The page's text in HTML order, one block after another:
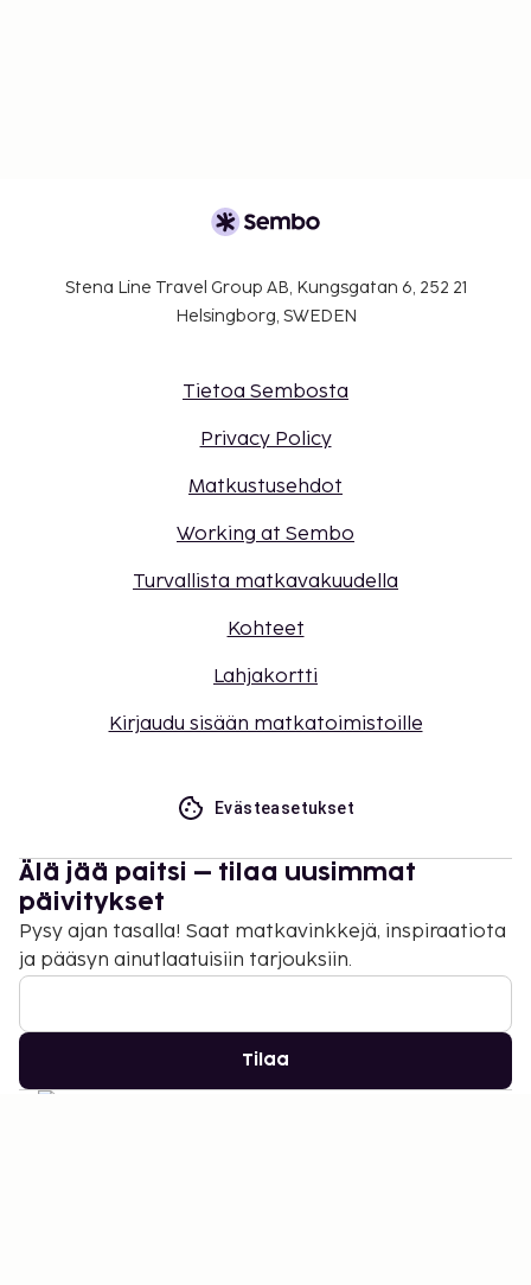
Stena Line Travel Group AB, Kungsgatan 6, 252 21
Helsingborg, SWEDEN
Tietoa Sembosta
Privacy Policy
Matkustusehdot
Working at Sembo
Turvallista matkavakuudella
Kohteet
Lahjakortti
Kirjaudu sisään matkatoimistoille
Evästeasetukset
Älä jää paitsi – tilaa uusimmat
päivitykset
Pysy ajan tasalla! Saat matkavinkkejä, inspiraatiota
ja pääsyn ainutlaatuisiin tarjouksiin.
Tilaa